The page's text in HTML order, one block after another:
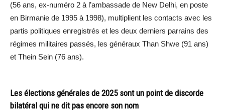
(56 ans, ex-numéro 2 à l’ambassade de New Delhi, en poste
en Birmanie de 1995 à 1998), multiplient les contacts avec les
partis politiques enregistrés et les deux derniers parrains des
régimes militaires passés, les généraux Than Shwe (91 ans)
et Thein Sein (76 ans).
Les élections générales de 2025 sont un point de discorde
bilatéral qui ne dit pas encore son nom